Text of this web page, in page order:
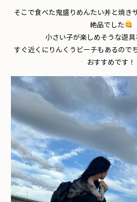
そこで食べた鬼盛りめんたい丼と焼き
絶品でした
小さい子が楽しめそうな遊
すぐ近くにりんくうビーチもあるので
おすすめです！